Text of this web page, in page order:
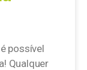
possível
Qualquer